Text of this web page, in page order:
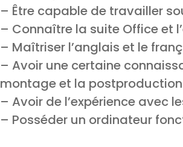
– Être capable de travailler
– Connaître la suite Office et
– Maîtriser l’anglais et le
– Avoir une certaine
montage et la
– Avoir de l’expérience avec
– Posséder un ordinateur